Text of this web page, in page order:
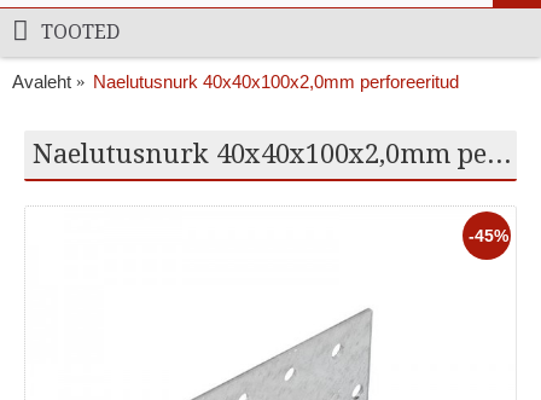
TOOTED
Avaleht Naelutusnurk 40x40x100x2,0mm perforeeritud
Naelutusnurk 40x40x100x2,0mm perforeeritud
-45%